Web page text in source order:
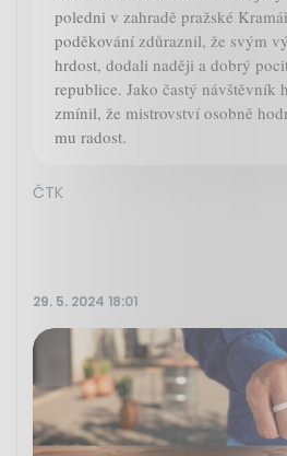
poledni v zahradě pražské
poděkování zdůraznil, že svým
hrdost, dodali naději a dobrý
republice. Jako častý návštěvník
zmínil, že mistrovství osobně
mu radost.
ČTK
29. 5. 2024 18:01